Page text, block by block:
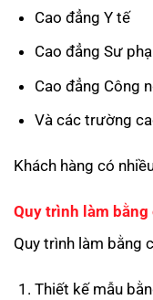
Cao đẳng Y tế
Cao đẳng Sư
Cao đẳng Công
Và các trường
Khách hàng có
Quy trình làm bằng
Quy trình làm bằng
Thiết kế mẫu